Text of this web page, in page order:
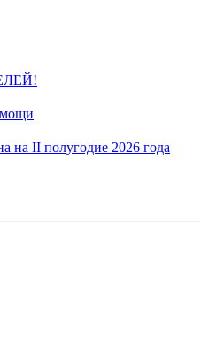
на II полугодие 2026 года